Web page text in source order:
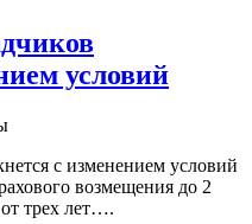
условий
с изменением условий
возмещения до 2
трех лет….